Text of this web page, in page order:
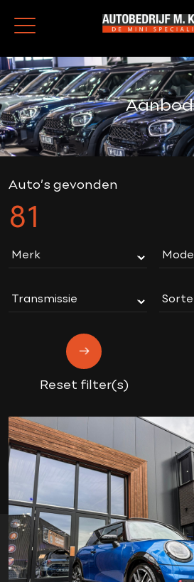
Aanbod
Auto’s gevonden
81
Reset filter(s)